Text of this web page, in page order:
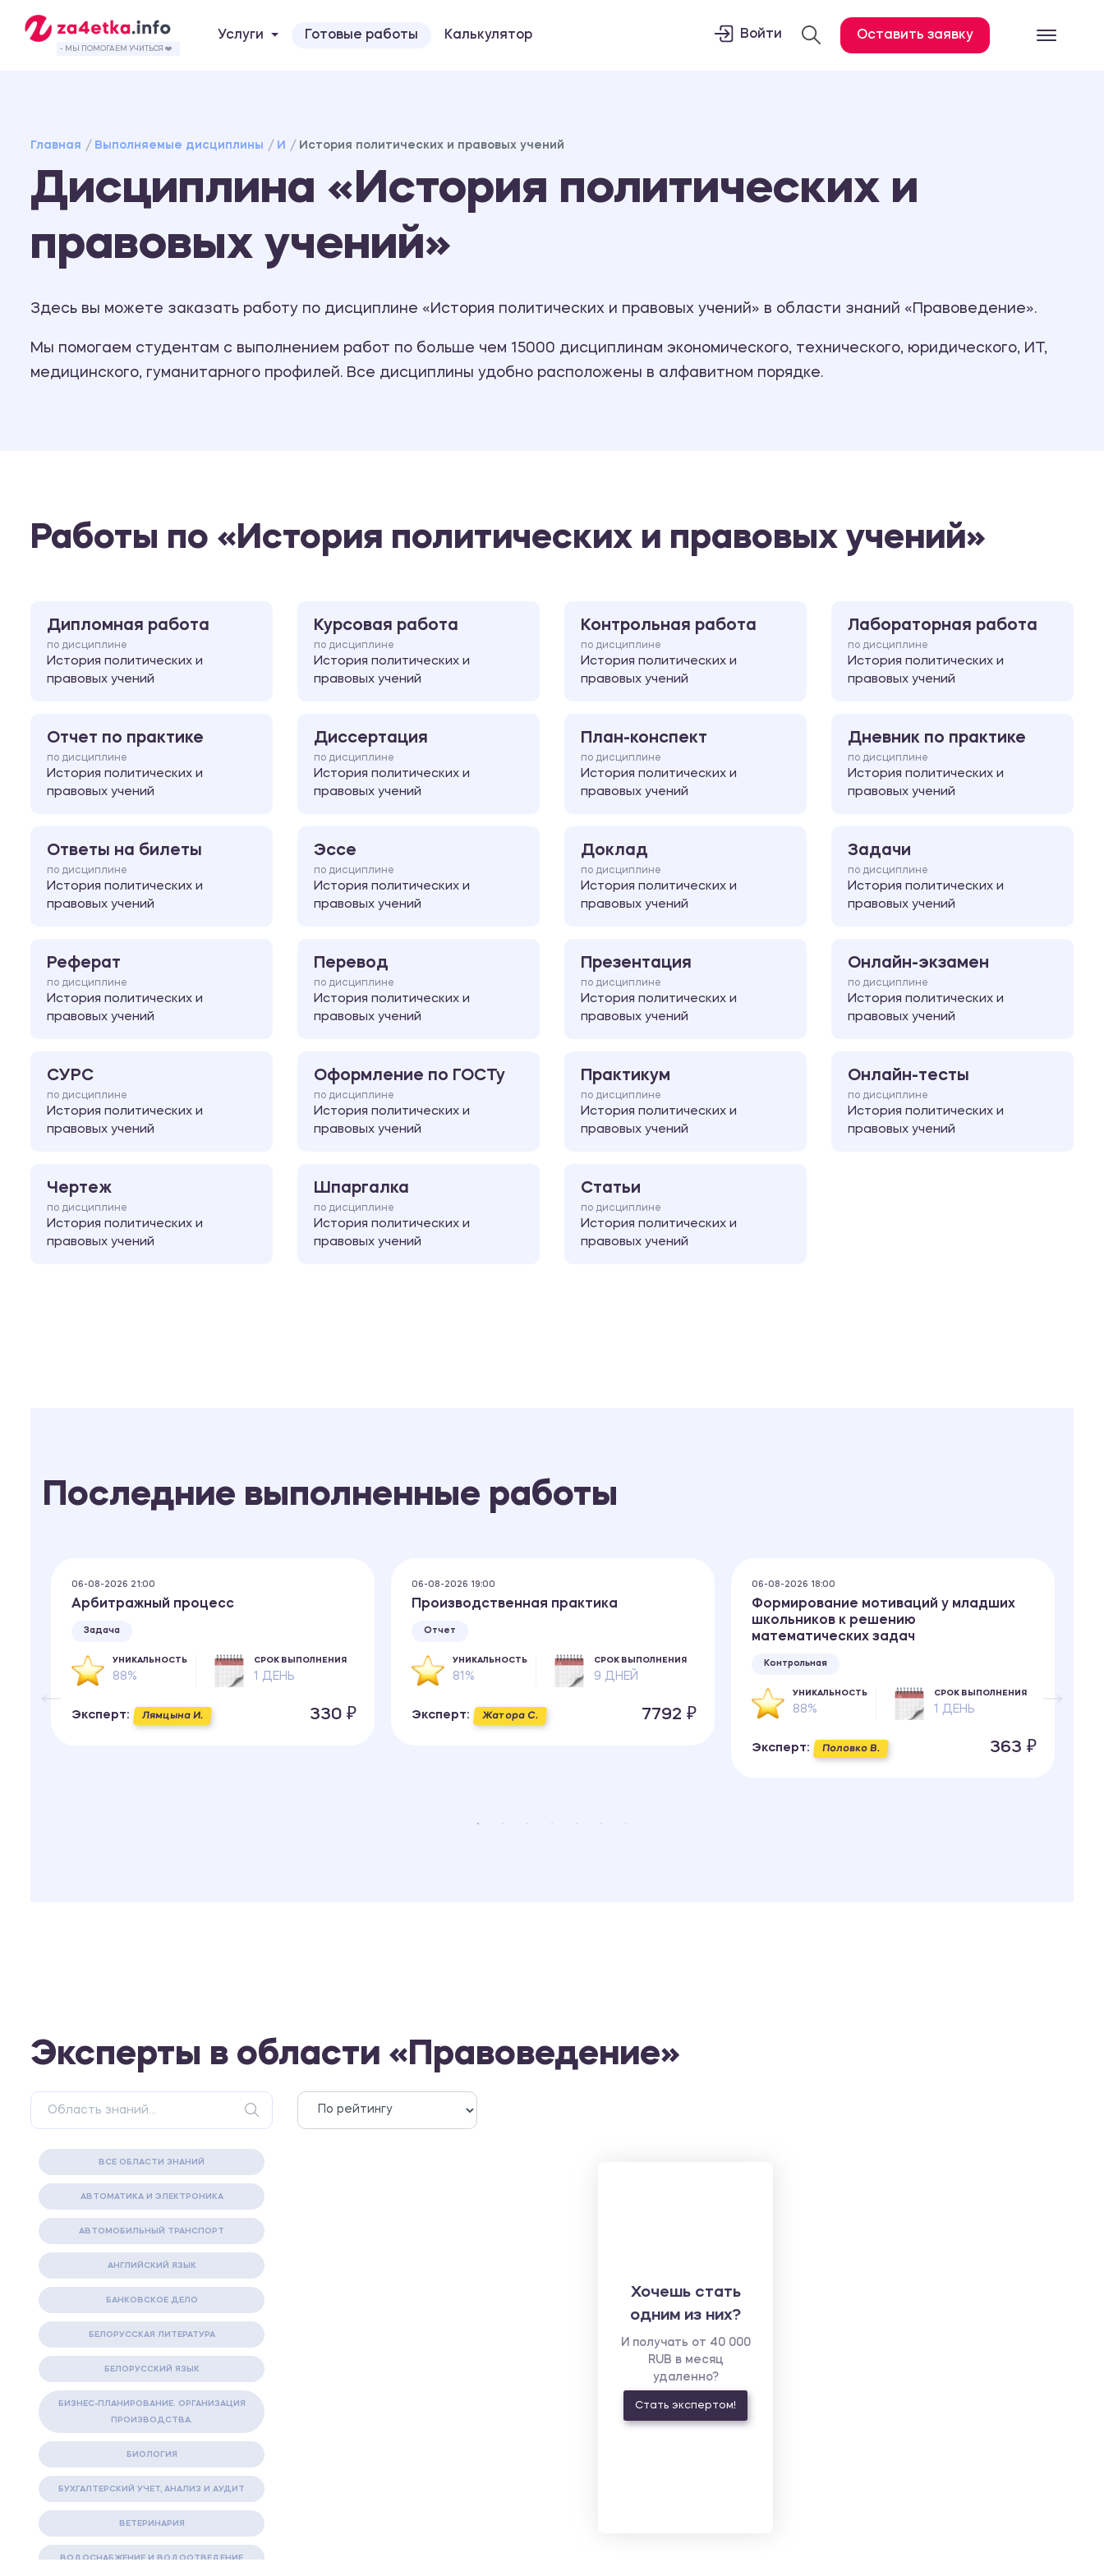
Курсовая работа
Дневник по практике
- МЫ ПОМОГАЕМ УЧИТЬСЯ ❤️
Услуги Готовые работы Калькулятор Войти Оставить заявку
Главная Выполняемые дисциплины И История политических и правовых учений
Дисциплина «История политических и
правовых учений»
Здесь вы можете заказать работу по дисциплине «История политических и правовых учений» в области знаний «Правоведение».
Мы помогаем студентам с выполнением работ по больше чем 15000 дисциплинам экономического, технического, юридического, ИТ,
медицинского, гуманитарного профилей. Все дисциплины удобно расположены в алфавитном порядке.
Работы по «История политических и правовых учений»
Дипломная работа
по дисциплине
История политических и
правовых учений
Курсовая работа
по дисциплине
История политических и
правовых учений
Контрольная работа
по дисциплине
История политических и
правовых учений
Лабораторная работа
по дисциплине
История политических и
правовых учений
Отчет по практике
по дисциплине
История политических и
правовых учений
Диссертация
по дисциплине
История политических и
правовых учений
План-конспект
по дисциплине
История политических и
правовых учений
Дневник по практике
по дисциплине
История политических и
правовых учений
Ответы на билеты
по дисциплине
История политических и
правовых учений
Эссе
по дисциплине
История политических и
правовых учений
Доклад
по дисциплине
История политических и
правовых учений
Задачи
по дисциплине
История политических и
правовых учений
Реферат
по дисциплине
История политических и
правовых учений
Перевод
по дисциплине
История политических и
правовых учений
Презентация
по дисциплине
История политических и
правовых учений
Онлайн-экзамен
по дисциплине
История политических и
правовых учений
СУРС
по дисциплине
История политических и
правовых учений
Оформление по ГОСТу
по дисциплине
История политических и
правовых учений
Практикум
по дисциплине
История политических и
правовых учений
Онлайн-тесты
по дисциплине
История политических и
правовых учений
Чертеж
по дисциплине
История политических и
правовых учений
Шпаргалка
по дисциплине
История политических и
правовых учений
Статьи
по дисциплине
История политических и
правовых учений
Последние выполненные работы
06-08-2026 21:00
Арбитражный процесс
Задача
УНИКАЛЬНОСТЬ
88%
СРОК ВЫПОЛНЕНИЯ
1 ДЕНЬ
Эксперт: Лямцына И. 330 ₽
06-08-2026 19:00
Производственная практика
Отчет
УНИКАЛЬНОСТЬ
81%
СРОК ВЫПОЛНЕНИЯ
9 ДНЕЙ
Эксперт: Жатора С. 7792 ₽
06-08-2026 18:00
Формирование мотиваций у младших
школьников к решению
математических задач
Контрольная
УНИКАЛЬНОСТЬ
88%
СРОК ВЫПОЛНЕНИЯ
1 ДЕНЬ
Эксперт: Половко В. 363 ₽
Эксперты в области «Правоведение»
ВСЕ ОБЛАСТИ ЗНАНИЙ
АВТОМАТИКА И ЭЛЕКТРОНИКА
АВТОМОБИЛЬНЫЙ ТРАНСПОРТ
АНГЛИЙСКИЙ ЯЗЫК
БАНКОВСКОЕ ДЕЛО
БЕЛОРУССКАЯ ЛИТЕРАТУРА
БЕЛОРУССКИЙ ЯЗЫК
БИЗНЕС-ПЛАНИРОВАНИЕ. ОРГАНИЗАЦИЯ
ПРОИЗВОДСТВА.
БИОЛОГИЯ
БУХГАЛТЕРСКИЙ УЧЕТ, АНАЛИЗ И АУДИТ
ВЕТЕРИНАРИЯ
ВОДОСНАБЖЕНИЕ И ВОДООТВЕДЕНИЕ
Хочешь стать
одним из них?
И получать от 40 000
RUB в месяц
удаленно?
Стать экспертом!